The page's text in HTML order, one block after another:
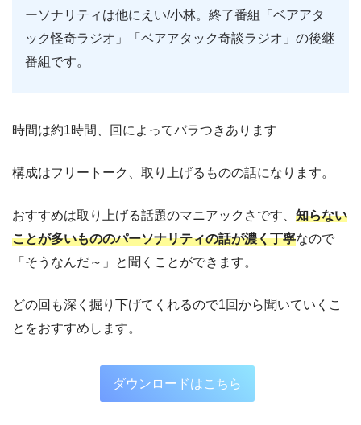
ーソナリティは他にえい/小林。終了番組「ベアアタ
ック怪奇ラジオ」「ベアアタック奇談ラジオ」の後継
番組です。
時間は約1時間、回によってバラつきあります
構成はフリートーク、取り上げるものの話になります。
おすすめは取り上げる話題のマニアックさです、 知らない
ことが多いもののパーソナリティの話が濃く丁寧なので
「そうなんだ～」と聞くことができます。
どの回も深く掘り下げてくれるので1回から聞いていくこ
とをおすすめします。
ダウンロードはこちら